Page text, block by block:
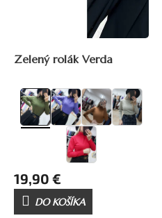
Zelený rolák Verda
19,90 €
DO KOŠÍKA